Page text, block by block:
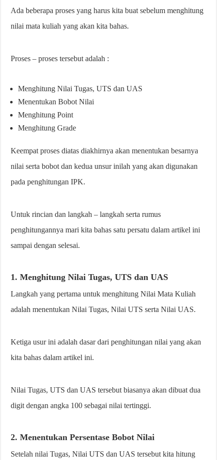
Ada beberapa proses yang harus kita buat sebelum menghitung
nilai mata kuliah yang akan kita bahas.
Proses – proses tersebut adalah :
Menghitung Nilai Tugas, UTS dan UAS
Menentukan Bobot Nilai
Menghitung Point
Menghitung Grade
Keempat proses diatas diakhirnya akan menentukan besarnya
nilai serta bobot dan kedua unsur inilah yang akan digunakan
pada penghitungan IPK.
Untuk rincian dan langkah – langkah serta rumus
penghitungannya mari kita bahas satu persatu dalam artikel ini
sampai dengan selesai.
1. Menghitung Nilai Tugas, UTS dan UAS
Langkah yang pertama untuk menghitung Nilai Mata Kuliah
adalah menentukan Nilai Tugas, Nilai UTS serta Nilai UAS.
Ketiga usur ini adalah dasar dari penghitungan nilai yang akan
kita bahas dalam artikel ini.
Nilai Tugas, UTS dan UAS tersebut biasanya akan dibuat dua
digit dengan angka 100 sebagai nilai tertinggi.
2. Menentukan Persentase Bobot Nilai
Setelah nilai Tugas, Nilai UTS dan UAS tersebut kita hitung